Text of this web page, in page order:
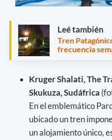
Leé también
Tren
frecuencia
Kruger Shalati, The
Skukuza, Sudáfrica
En el emblemático
ubicado un tren
un alojamiento único,